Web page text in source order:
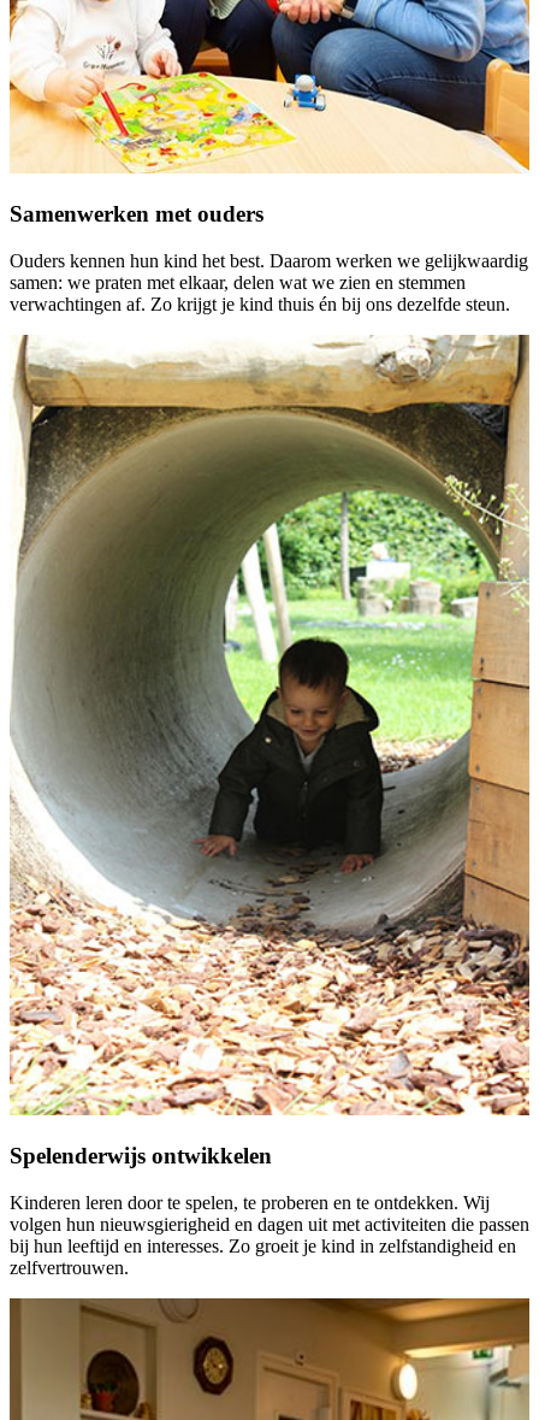
Samenwerken met ouders
Ouders kennen hun kind het best. Daarom werken we gelijkwaardig
samen: we praten met elkaar, delen wat we zien en stemmen
verwachtingen af. Zo krijgt je kind thuis én bij ons dezelfde steun.
Spelenderwijs ontwikkelen
Kinderen leren door te spelen, te proberen en te ontdekken. Wij
volgen hun nieuwsgierigheid en dagen uit met activiteiten die passen
bij hun leeftijd en interesses. Zo groeit je kind in zelfstandigheid en
zelfvertrouwen.